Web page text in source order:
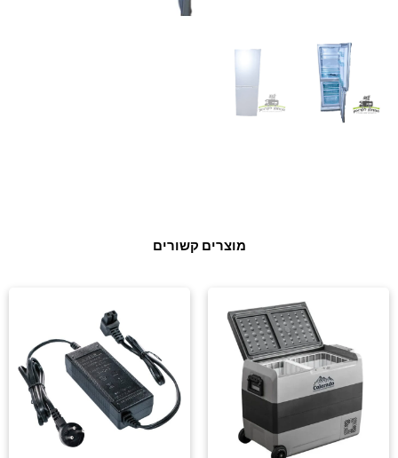
מוצרים קשורים